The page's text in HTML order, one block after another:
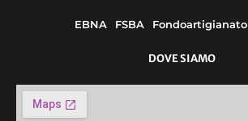
EBNA FSBA Fondoartigianato
DOVE SIAMO